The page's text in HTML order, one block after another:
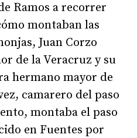
Ramos a recorrer
montaban las
Juan Corzo
de la Veracruz y su
hermano mayor de
camarero del paso
montaba el paso
en Fuentes por